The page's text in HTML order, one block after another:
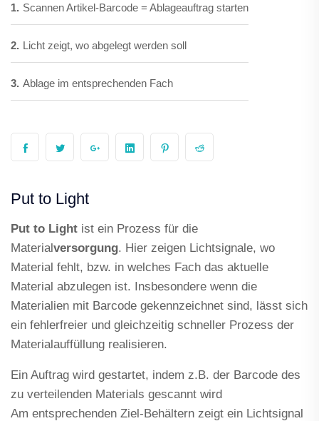
1. Scannen Artikel-Barcode = Ablageauftrag starten
2. Licht zeigt, wo abgelegt werden soll
3. Ablage im entsprechenden Fach
Put to Light
Put to Light ist ein Prozess für die
Materialversorgung. Hier zeigen Lichtsignale, wo
Material fehlt, bzw. in welches Fach das aktuelle
Material abzulegen ist. Insbesondere wenn die
Materialien mit Barcode gekennzeichnet sind, lässt sich
ein fehlerfreier und gleichzeitig schneller Prozess der
Materialauffüllung realisieren.
Ein Auftrag wird gestartet, indem z.B. der Barcode des
zu verteilenden Materials gescannt wird
Am entsprechenden Ziel-Behältern zeigt ein Lichtsignal